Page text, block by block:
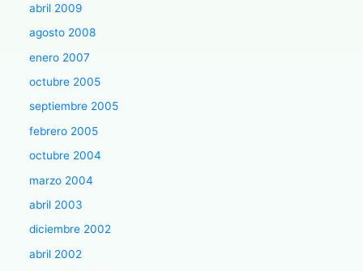
abril 2009
agosto 2008
enero 2007
octubre 2005
septiembre 2005
febrero 2005
octubre 2004
marzo 2004
abril 2003
diciembre 2002
abril 2002